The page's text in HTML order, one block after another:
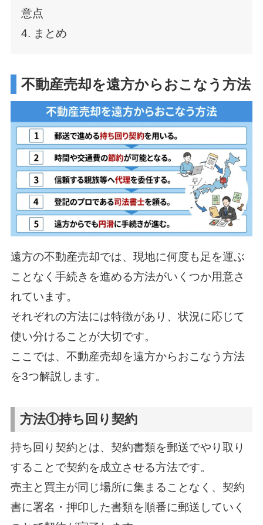
意点
4. まとめ
不動産売却を遠方からおこなう方法
遠方の不動産売却では、現地に何度も足を運ぶ
ことなく手続きを進める方法がいくつか用意さ
れています。
それぞれの方法には特徴があり、状況に応じて
使い分けることが大切です。
ここでは、不動産売却を遠方からおこなう方法
を3つ解説します。
方法①持ち回り契約
持ち回り契約とは、契約書類を郵送でやり取り
することで契約を成立させる方法です。
売主と買主が同じ場所に集まることなく、契約
書に署名・押印した書類を順番に郵送していく